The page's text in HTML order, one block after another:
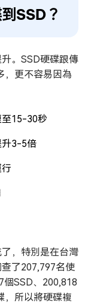
SSD？
。SSD硬碟跟傳
，更不容易因為
至15-30秒
升3-5倍
，特別是在台灣
了207,797名使
個SSD、200,818
，所以將硬碟複